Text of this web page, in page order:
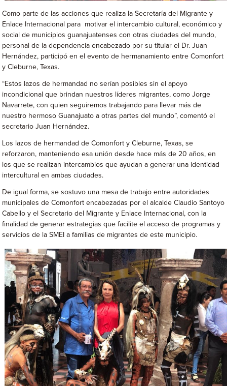
Como parte de las acciones que realiza la Secretaría del Migrante y
Enlace Internacional para motivar el intercambio cultural, económico y
social de municipios guanajuatenses con otras ciudades del mundo,
personal de la dependencia encabezado por su titular el Dr. Juan
Hernández, participó en el evento de hermanamiento entre Comonfort
y Cleburne, Texas.
“Estos lazos de hermandad no serían posibles sin el apoyo
incondicional que brindan nuestros líderes migrantes, como Jorge
Navarrete, con quien seguiremos trabajando para llevar más de
nuestro hermoso Guanajuato a otras partes del mundo”, comentó el
secretario Juan Hernández.
Los lazos de hermandad de Comonfort y Cleburne, Texas, se
reforzaron, manteniendo esa unión desde hace más de 20 años, en
los que se realizan intercambios que ayudan a generar una identidad
intercultural en ambas ciudades.
De igual forma, se sostuvo una mesa de trabajo entre autoridades
municipales de Comonfort encabezadas por el alcalde Claudio Santoyo
Cabello y el Secretario del Migrante y Enlace Internacional, con la
finalidad de generar estrategias que facilite el acceso de programas y
servicios de la SMEI a familias de migrantes de este municipio.